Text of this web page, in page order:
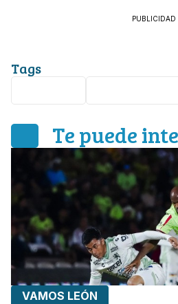
PUBLICIDAD
Tags
Te puede
VAMOS LEÓN